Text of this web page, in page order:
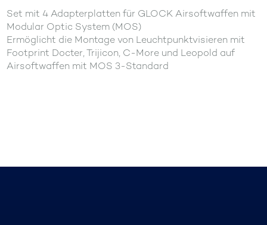
Set mit 4 Adapterplatten für GLOCK Airsoftwaffen mit
Modular Optic System (MOS)
Ermöglicht die Montage von Leuchtpunktvisieren mit
Footprint Docter, Trijicon, C-More und Leopold auf
Airsoftwaffen mit MOS 3-Standard